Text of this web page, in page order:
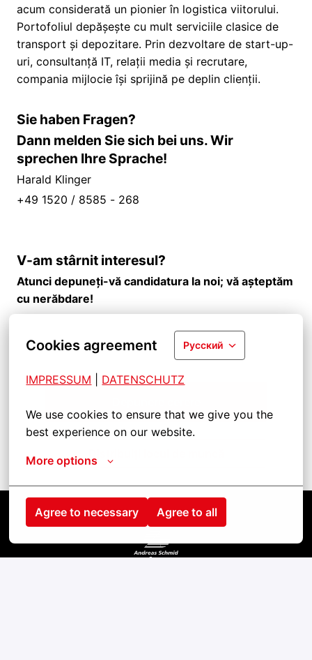
Cookies agreement Русский
IMPRESSUM DATENSCHUTZ
We use cookies to ensure that we give you the
best experience on our website.
More options
Agree to necessary Agree to all
acum considerată un pionier în logistica viitorului.
Portofoliul depășește cu mult serviciile clasice de
transport și depozitare. Prin dezvoltare de start-up-
uri, consultanță IT, relații media și recrutare,
compania mijlocie își sprijină pe deplin clienții.
Sie haben Fragen?
Dann melden Sie sich bei uns. Wir
sprechen Ihre Sprache!
Harald Klinger
+49 1520 / 8585 - 268
V-am stârnit interesul?
Atunci depuneți-vă candidatura la noi; vă așteptăm
cu nerăbdare!
Startseite